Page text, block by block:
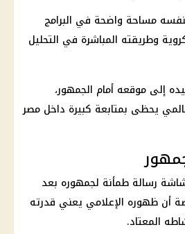
مساحة واضحة في البرامج
وطريقته المباشرة في التحليل
إلى موقعه أمام الجمهور،
يحظى بمتابعة كبيرة داخل مصر
رسالة طمأنة لجمهوره بعد
أن ظهوره الإعلامي يعني قدرته
المعتاد.